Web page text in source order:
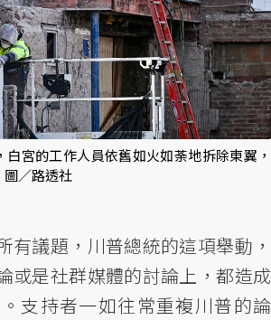
白宮的工作人員依舊如火如荼地拆除東翼，
圖／路透社
有議題，川普總統的這項舉動，
或是社群媒體的討論上，都造成
支持者一如往常重複川普的論